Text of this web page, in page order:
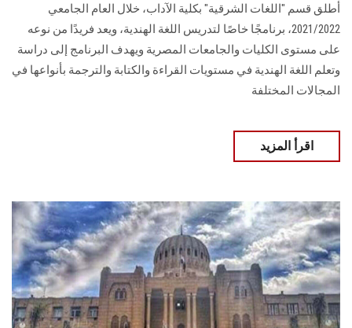
الخريجين
الموظفون
أطلق قسم "اللغات الشرقية" بكلية الآداب، خلال العام الجامعي
2021/2022، برنامجًا خاصًا لتدريس اللغة الهندية، ويعد فريدًا من نوعه
على مستوى الكليات والجامعات المصرية ويهدف البرنامج إلى دراسة
وتعلم اللغة الهندية في مستويات القراءة والكتابة والترجمة بأنواعها في
المجالات المختلفة
اقرأ المزيد